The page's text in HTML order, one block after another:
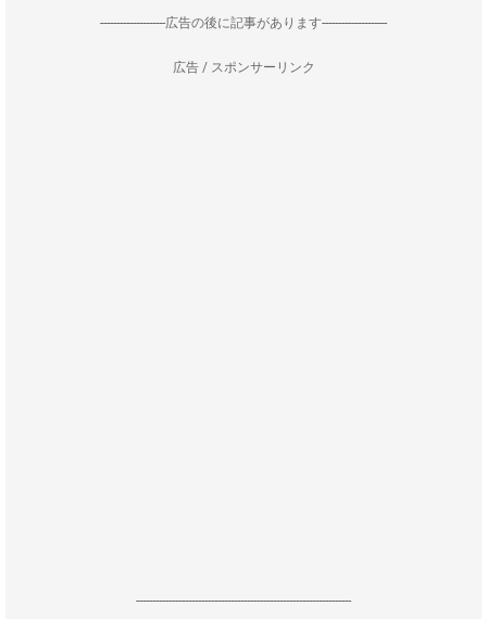
--------------------広告の後に記事があります--------------------
広告 / スポンサーリンク
------------------------------------------------------------------